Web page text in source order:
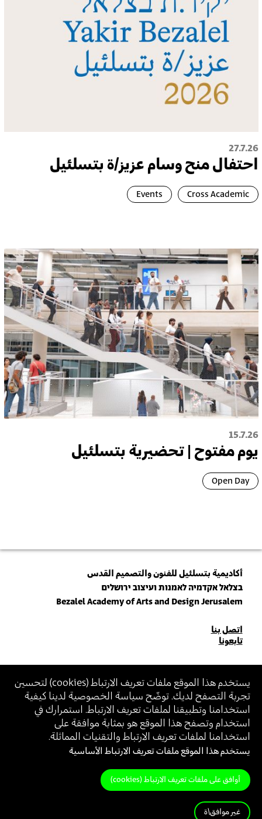
يستخدم هذا الموقع ملفات تعريف الارتباط (cookies) لتحسين
تجربة التصفح لديك. توضّح سياسة الخصوصية لدينا كيفية
استخدامنا وتطبيقنا لملفات تعريف الارتباط. استمرارك في
استخدام وتصفح هذا الموقع هو بمثابة موافقة على
استخدامنا لملفات تعريف الارتباط والتقنيات المماثلة.
يستخدم هذا الموقع ملفات تعريف الارتباط الأساسية
أوافق على ملفات تعريف الارتباط (cookies)
غير موافق\ة
27.7.26
احتفال منح وسام عزيز/ة بتسلئيل
Cross Academic
Events
15.7.26
يوم مفتوح | تحضيرية بتسلئيل
Open Day
أكاديمية بتسلئيل للفنون والتصميم القدس
בצלאל אקדמיה לאמנות ועיצוב ירושלים
Bezalel Academy of Arts and Design Jerusalem
للاتصال
بنا
اتصل بنا
تابعونا
انضم\ي لنشرتنا البريدية (نيوزلتر)
أدخل\ي عنوان الإيميل
بالانضمام، أنت توافق علىسياسة الخصوصيةوشروط الاستخدام الخاصة ببتسلئيل
شروط الاستخدام